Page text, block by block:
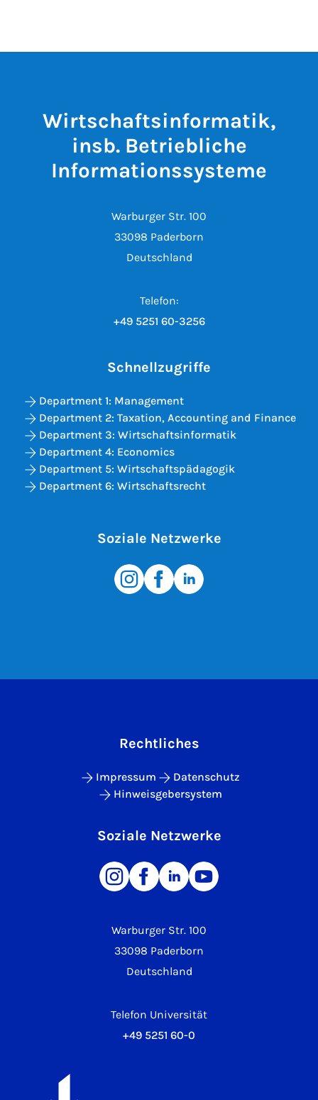
Wirtschaftsinformatik,
insb. Betriebliche
Informationssysteme
Warburger Str. 100
33098 Paderborn
Deutschland
Telefon:
+49 5251 60-3256
Schnellzugriffe
Department 1: Management
Department 2: Taxation, Accounting and Finance
Department 3: Wirtschaftsinformatik
Department 4: Economics
Department 5: Wirtschaftspädagogik
Department 6: Wirtschaftsrecht
Soziale Netzwerke
Warburger Str. 100
33098 Paderborn
Deutschland
Telefon Universität
+49 5251 60-0
Rechtliches
Impressum
Datenschutz
Hinweisgebersystem
Soziale Netzwerke